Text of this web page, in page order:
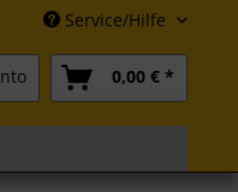
Service/Hilfe
0,00 € *